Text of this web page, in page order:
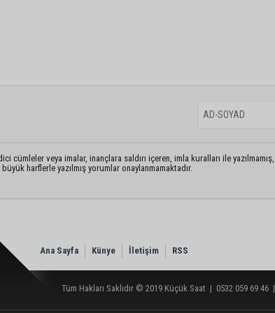
cümleler veya imalar, inançlara saldırı içeren, imla kuralları ile yazılmamış,
harflerle yazılmış yorumlar onaylanmamaktadır.
Ana Sayfa Künye İletişim RSS
Tüm Hakları Saklıdır © 2019 Küçük Saat | 0532 059 69 46 |